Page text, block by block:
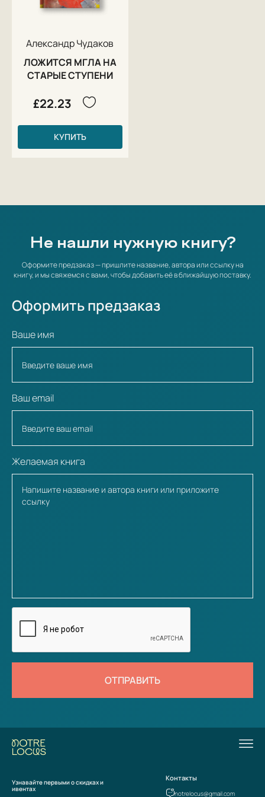
Александр Чудаков
ЛОЖИТСЯ МГЛА НА
СТАРЫЕ СТУПЕНИ
£22.23
КУПИТЬ
Не нашли нужную книгу?
Оформите предзаказ — пришлите название, автора или ссылку на
книгу, и мы свяжемся с вами, чтобы добавить её в ближайшую поставку.
Оформить предзаказ
Ваше имя
Ваш email
Желаемая книга
ОТПРАВИТЬ
Узнавайте первыми о скидках и
ивентах
Контакты
notrelocus@gmail.com